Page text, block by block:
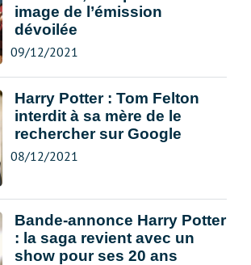
image de l’émission
dévoilée
09/12/2021
Harry Potter : Tom Felton
interdit à sa mère de le
rechercher sur Google
08/12/2021
Bande-annonce Harry Potter
: la saga revient avec un
show pour ses 20 ans